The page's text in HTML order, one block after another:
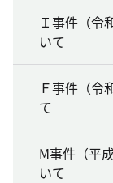
Ｉ事件（令
いて
Ｆ事件（令
て
M事件（平
いて